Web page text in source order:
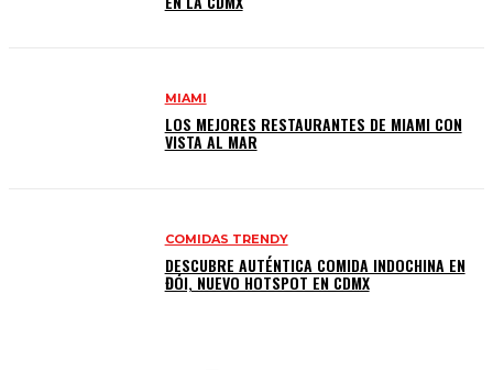
MIAMI
LOS MEJORES RESTAURANTES DE MIAMI CON
VISTA AL MAR
COMIDAS TRENDY
DESCUBRE AUTÉNTICA COMIDA INDOCHINA EN
ĐÓI, NUEVO HOTSPOT EN CDMX